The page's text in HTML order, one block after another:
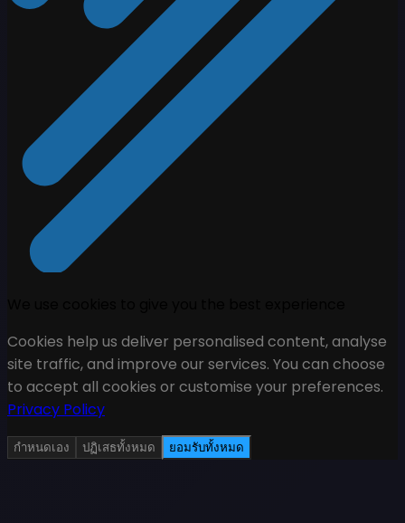
Cookies help us deliver personalised content, analyse
site traffic, and improve our services. You can choose
to accept all cookies or customise your preferences.
Privacy Policy
กำหนดเอง ปฏิเสธทั้งหมด ยอมรับทั้งหมด